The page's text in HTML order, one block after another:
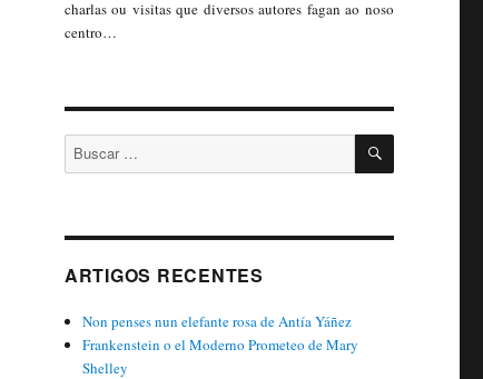
charlas ou visitas que diversos autores fagan ao noso
centro…
Buscar: BUSCAR
ARTIGOS RECENTES
Non penses nun elefante rosa de Antía Yáñez
Frankenstein o el Moderno Prometeo de Mary
Shelley